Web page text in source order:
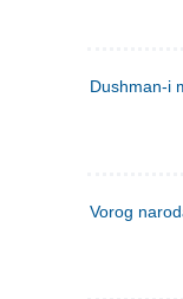
Dushman-i
Vorog